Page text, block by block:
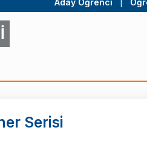
Aday Öğrenci
Serisi